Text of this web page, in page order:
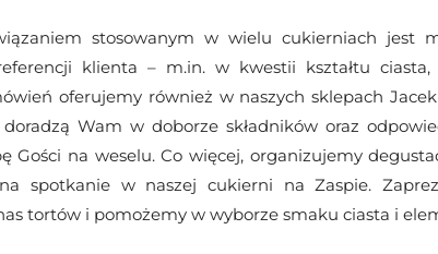
stosowanym w wielu cukierniach jest
klienta – m.in. w kwestii kształtu
oferujemy również w naszych sklepach
Wam w doborze składników oraz
Gości na weselu. Co więcej, organizujemy
spotkanie w naszej cukierni na Zaspie.
tortów i pomożemy w wyborze smaku ciasta i